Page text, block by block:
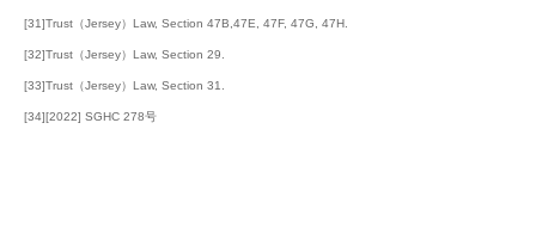
[31]Trust（Jersey）Law, Section 47B,47E, 47F, 47G, 47H.
[32]Trust（Jersey）Law, Section 29.
[33]Trust（Jersey）Law, Section 31.
[34][2022] SGHC 278号